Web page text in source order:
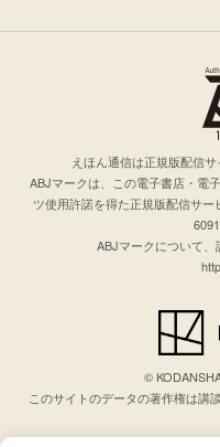
えほん通信は正規版配信
ABJマークは、この電子書店・電
ツ使用許諾を得た正規版配信サ
ABJマークについて、
©
このサイトのデータの著作権は講